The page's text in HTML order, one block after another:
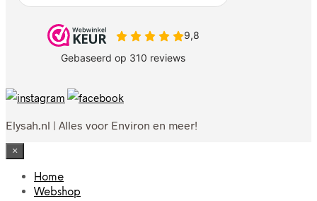
Elysah.nl | Alles voor Environ en meer!
×
Home
Webshop